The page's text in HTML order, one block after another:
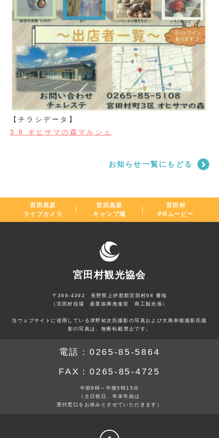
【チラシデータ】
3.8 オヒサマの森マルシェ
お知らせ一覧にもどる
宮田高原
ライブカメラ
宮田高原
キャンプ場
宮田村
PRムービー
宮田村観光協会
〒399-4392 長野県上伊那郡宮田村98 番地
（宮田村役場 産業振興推進室 商工観光係）
当ウェブサイトに使用している津野祐次氏撮影の写真および大島幸穂撮影氏撮
影の写真は、無断転載禁止です。
電話： 0265-85-5864
FAX：0265-85-4725
午前9時～午後5時15分
（土日祝日、年末年始は
受付窓口をお休みとさせていただきます）